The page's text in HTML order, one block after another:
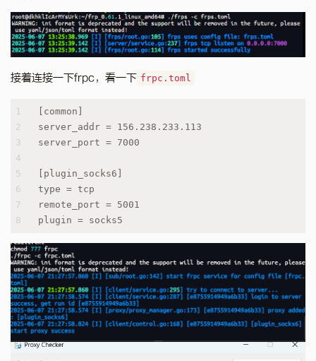
接着连接一下frpc，看一下 frpc.toml
1
2
3
4
5
6
7
8
[common]
server_addr = 156.238.233.113
server_port = 7000
[plugin_socks6]
type = tcp
remote_port = 5001
plugin = socks5